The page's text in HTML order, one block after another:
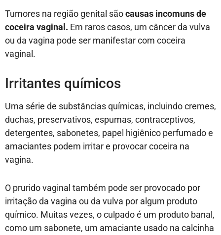
Tumores na região genital sãocausas incomuns de
coceira vaginal. Em raros casos, um câncer da vulva
ou da vagina pode ser manifestar com coceira
vaginal.
Irritantes químicos
Uma série de substâncias químicas, incluindo cremes,
duchas, preservativos, espumas, contraceptivos,
detergentes, sabonetes, papel higiênico perfumado e
amaciantes podem irritar e provocar coceira na
vagina.
O prurido vaginal também pode ser provocado por
irritação da vagina ou da vulva por algum produto
químico. Muitas vezes, o culpado é um produto banal,
como um sabonete, um amaciante usado na calcinha